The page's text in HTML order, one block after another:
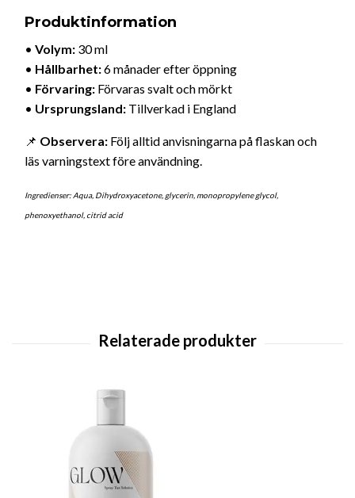
Produktinformation
• Volym: 30 ml
• Hållbarhet:6 månader efter öppning
• Förvaring: Förvaras svalt och mörkt
• Ursprungsland: Tillverkad i England
📌 Observera: Följ alltid anvisningarna på flaskan och
läs varningstext före användning.
Ingredienser: Aqua, Dihydroxyacetone, glycerin, monopropylene glycol,
phenoxyethanol, citrid acid